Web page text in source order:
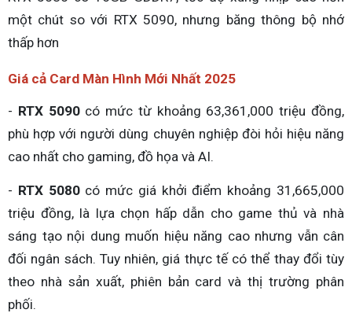
một chút so với RTX 5090, nhưng băng thông bộ nhớ
thấp hơn
Giá cả Card Màn Hình Mới Nhất 2025
- RTX 5090có mức từ khoảng 63,361,000 triệu đồng,
phù hợp với người dùng chuyên nghiệp đòi hỏi hiệu năng
cao nhất cho gaming, đồ họa và AI.
- RTX 5080có mức giá khởi điểm khoảng 31,665,000
triệu đồng, là lựa chọn hấp dẫn cho game thủ và nhà
sáng tạo nội dung muốn hiệu năng cao nhưng vẫn cân
đối ngân sách. Tuy nhiên, giá thực tế có thể thay đổi tùy
theo nhà sản xuất, phiên bản card và thị trường phân
phối.